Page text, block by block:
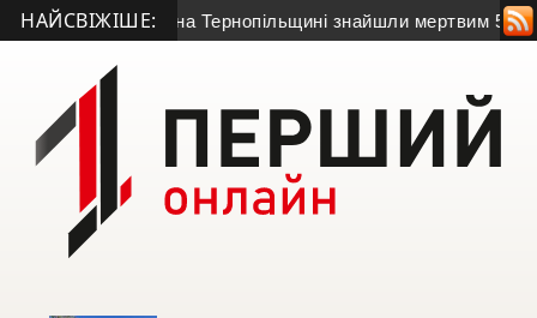
НАЙСВІЖІШЕ:
на зв’язок: на Тернопільщині знайшли мертвим 58-